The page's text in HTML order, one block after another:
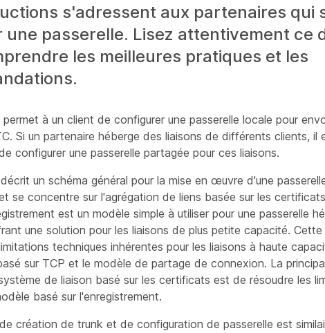
s'adressent aux partenaires qui
une passerelle. Lisez attentivement ce
les meilleures pratiques et les
permet à un client de configurer une passerelle locale pour
Si un partenaire héberge des liaisons de différents clients, il
configurer une passerelle partagée pour ces liaisons.
un schéma général pour la mise en œuvre d'une
se concentre sur l'agrégation de liens basée sur les
est un modèle simple à utiliser pour une passerelle
une solution pour les liaisons de plus petite capacité. Cette
techniques inhérentes pour les liaisons à haute
sur TCP et le modèle de partage de connexion. La
de liaison basé sur les certificats est de résoudre les
basé sur l'enregistrement.
création de trunk et de configuration de passerelle est